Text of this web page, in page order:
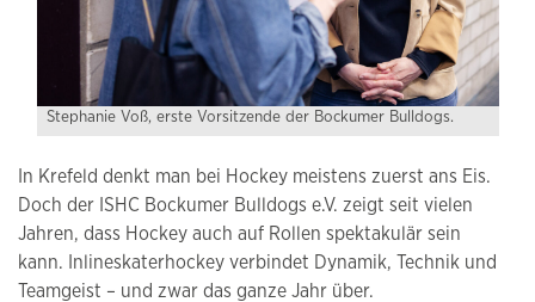
Stephanie Voß, erste Vorsitzende der Bockumer Bulldogs.
In Krefeld denkt man bei Hockey meistens zuerst ans Eis.
Doch der ISHC Bockumer Bulldogs e.V. zeigt seit vielen
Jahren, dass Hockey auch auf Rollen spektakulär sein
kann. Inlineskaterhockey verbindet Dynamik, Technik und
Teamgeist – und zwar das ganze Jahr über.